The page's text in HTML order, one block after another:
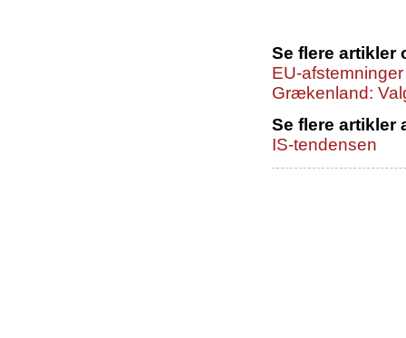
Se flere artikler
EU-
Grækenland:
Se flere artikler
IS-tendensen